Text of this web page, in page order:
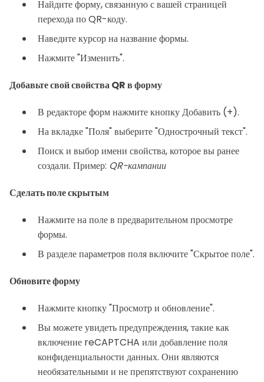
Найдите форму, связанную с вашей страницей
перехода по QR-коду.
Наведите курсор на название формы.
Нажмите "Изменить".
Добавьте свой свойства QR в форму
В редакторе форм нажмите кнопку Добавить (+).
На вкладке "Поля" выберите "Однострочный текст".
Поиск и выбор имени свойства, которое вы ранее
создали. Пример: QR-кампании
Сделать поле скрытым
Нажмите на поле в предварительном просмотре
формы.
В разделе параметров поля включите "Скрытое поле".
Обновите форму
Нажмите кнопку "Просмотр и обновление".
Вы можете увидеть предупреждения, такие как
включение reCAPTCHA или добавление поля
конфиденциальности данных. Они являются
необязательными и не препятствуют сохранению